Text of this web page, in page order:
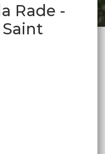
Rade -